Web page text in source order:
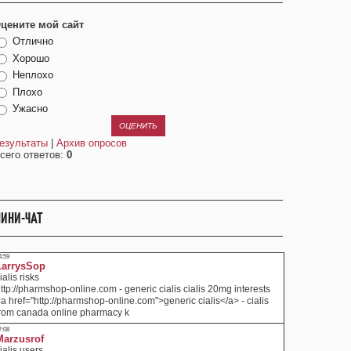
мой сайт
Отлично
Хорошо
Неплохо
Плохо
Ужасно
Архив опросов
ответов: 0
ЧАТ